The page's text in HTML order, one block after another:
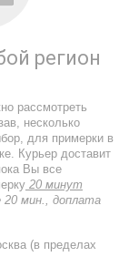
регион
рассмотреть
несколько
для примерки в
Курьер доставит
Вы все
20 минут
20 мин., доплата
(в пределах